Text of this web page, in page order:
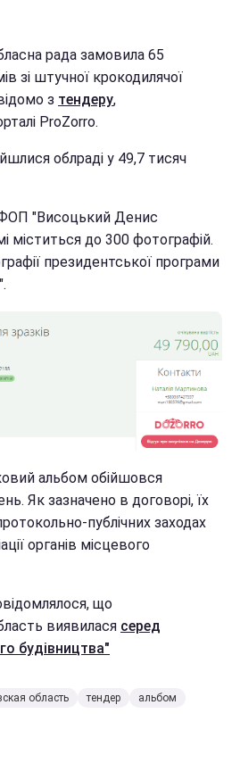
рада замовила 65
зі штучної крокодилячої
з тендеру,
ProZorro.
облраді у 49,7 тисяч
"Висоцький Денис
міститься до 300 фотографій.
президентської програми
альбом обійшовся
Як зазначено в договорі, їх
публічних заходах
органів місцевого
що
виявилася серед
будівництва"
область тендер альбом